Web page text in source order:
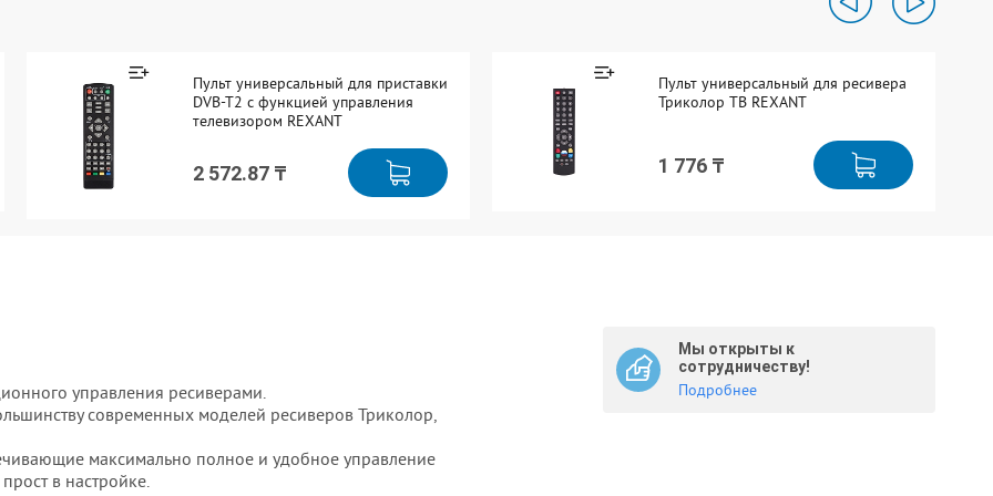
Пульт универсальный для приставки
DVB-T2 с функцией управления
телевизором REXANT
2 572.87 ₸
Пульт универсальный для ресивера
Триколор ТВ REXANT
1 776 ₸
управления ресиверами.
современных моделей ресиверов Триколор,
максимально полное и удобное управление
в настройке.
Мы открыты к
сотрудничеству!
Подробнее